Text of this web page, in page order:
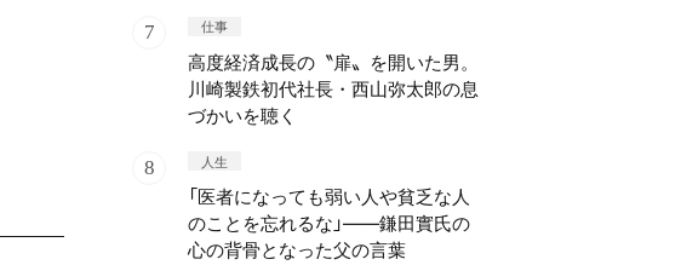
仕事
高度経済成長の〝扉〟を開いた男。
川崎製鉄初代社長・西山弥太郎の息
づかいを聴く
人生
「医者になっても弱い人や貧乏な人
のことを忘れるな」——鎌田實氏の
心の背骨となった父の言葉